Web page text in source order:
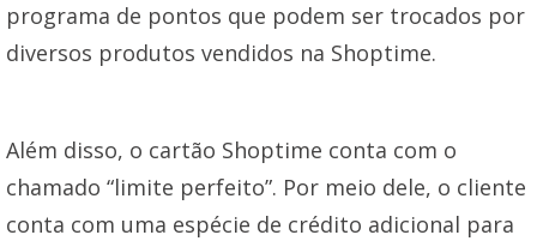
programa de pontos que podem ser trocados por
diversos produtos vendidos na Shoptime.
Além disso, o cartão Shoptime conta com o
chamado “limite perfeito”. Por meio dele, o cliente
conta com uma espécie de crédito adicional para